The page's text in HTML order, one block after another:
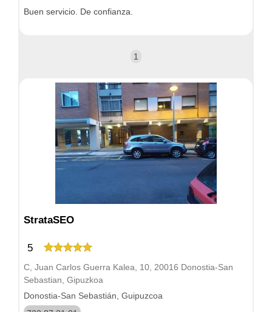
Buen servicio. De confianza.
1
StrataSEO
5
C, Juan Carlos Guerra Kalea, 10, 20016 Donostia-San
Sebastian, Gipuzkoa
Donostia-San Sebastián, Guipuzcoa